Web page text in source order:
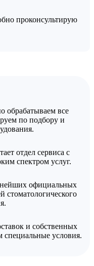
проконсультирую
обрабатываем все
по подбору и
отдел сервиса с
спектром услуг.
официальных
стоматологического
и собственных
условия.